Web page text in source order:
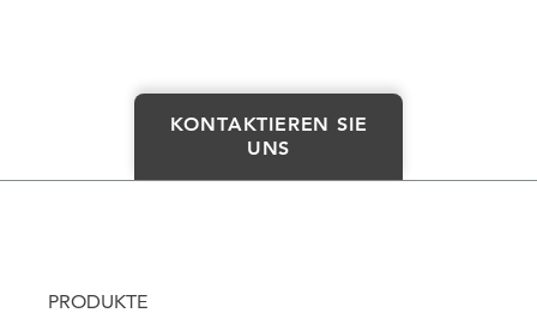
KONTAKTIEREN SIE
UNS
PRODUKTE